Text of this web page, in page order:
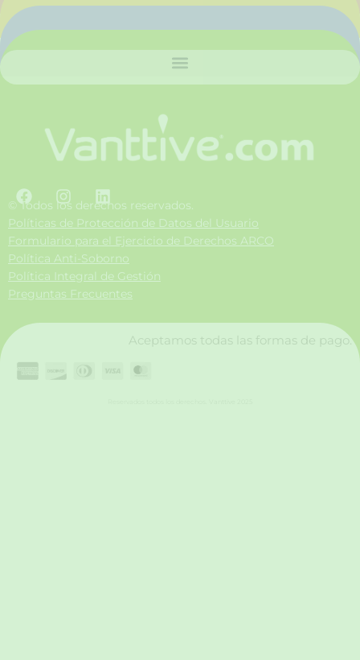
F
a
c
e
b
o
o
k
I
n
s
t
a
g
r
a
L
i
n
k
e
d
i
n
© Todos los derechos reservados.
Políticas de Protección de Datos del Usuario
Formulario para el Ejercicio de Derechos ARCO
Política Anti-Soborno
Política Integral de Gestión
Preguntas Frecuentes
Aceptamos todas las formas de pago.